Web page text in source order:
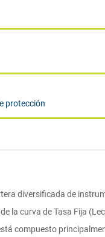
protección
diversificada de
la curva de Tasa Fija
compuesto